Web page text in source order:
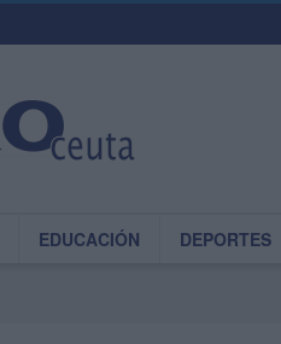
EDUCACIÓN DEPORTES